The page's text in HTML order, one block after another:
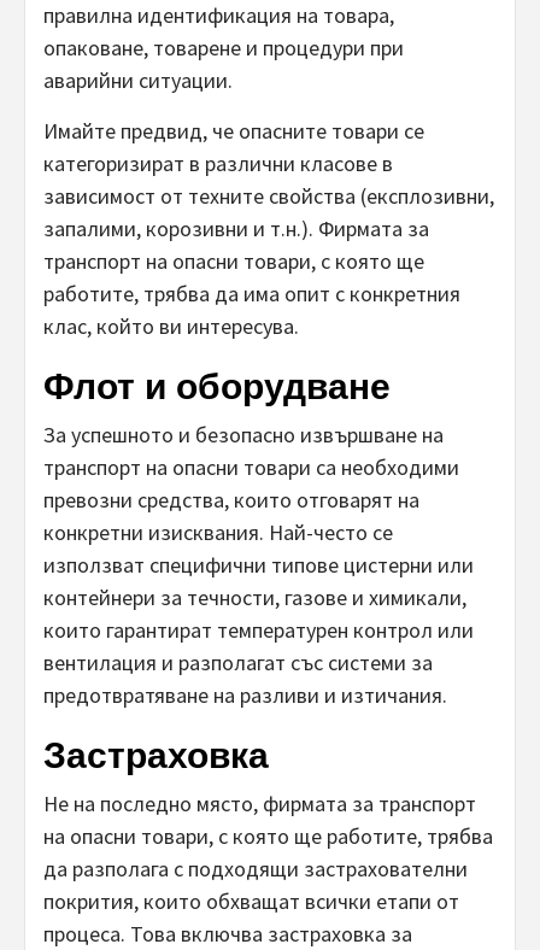
правилна идентификация на товара,
опаковане, товарене и процедури при
аварийни ситуации.
Имайте предвид, че опасните товари се
категоризират в различни класове в
зависимост от техните свойства (експлозивни,
запалими, корозивни и т.н.). Фирмата за
транспорт на опасни товари, с която ще
работите, трябва да има опит с конкретния
клас, който ви интересува.
Флот и оборудване
За успешното и безопасно извършване на
транспорт на опасни товари са необходими
превозни средства, които отговарят на
конкретни изисквания. Най-често се
използват специфични типове цистерни или
контейнери за течности, газове и химикали,
които гарантират температурен контрол или
вентилация и разполагат със системи за
предотвратяване на разливи и изтичания.
Застраховка
Не на последно място, фирмата за транспорт
на опасни товари, с която ще работите, трябва
да разполага с подходящи застрахователни
покрития, които обхващат всички етапи от
процеса. Това включва застраховка за